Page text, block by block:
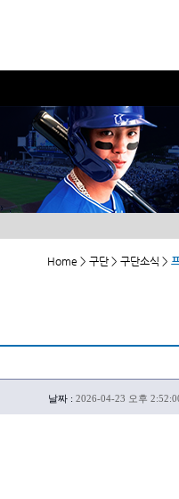
Home > 구단 > 구단소식 >
날짜 : 2026-04-23 오후